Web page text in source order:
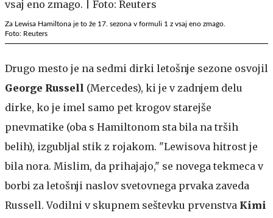
Za Lewisa Hamiltona je to že 17. sezona v formuli 1 z vsaj eno zmago.
Foto: Reuters
Drugo mesto je na sedmi dirki letošnje sezone osvojil
George Russell (Mercedes), ki je v zadnjem delu
dirke, ko je imel samo pet krogov starejše
pnevmatike (oba s Hamiltonom sta bila na trših
belih), izgubljal stik z rojakom. "Lewisova hitrost je
bila nora. Mislim, da prihajajo," se novega tekmeca v
borbi za letošnji naslov svetovnega prvaka zaveda
Russell. Vodilni v skupnem seštevku prvenstva Kimi